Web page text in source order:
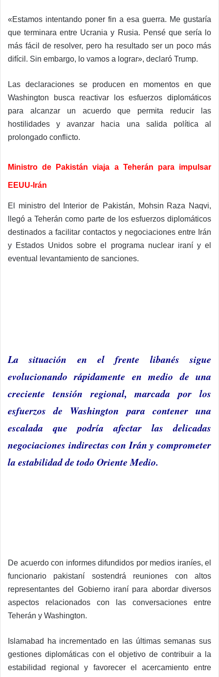
«Estamos intentando poner fin a esa guerra. Me gustaría
que terminara entre Ucrania y Rusia. Pensé que sería lo
más fácil de resolver, pero ha resultado ser un poco más
difícil. Sin embargo, lo vamos a lograr», declaró Trump.
Las declaraciones se producen en momentos en que
Washington busca reactivar los esfuerzos diplomáticos
para alcanzar un acuerdo que permita reducir las
hostilidades y avanzar hacia una salida política al
prolongado conflicto.
Ministro de Pakistán viaja a Teherán para impulsar
EEUU-Irán
El ministro del Interior de Pakistán, Mohsin Raza Naqvi,
llegó a Teherán como parte de los esfuerzos diplomáticos
destinados a facilitar contactos y negociaciones entre Irán
y Estados Unidos sobre el programa nuclear iraní y el
eventual levantamiento de sanciones.
La situación en el frente libanés sigue
evolucionando rápidamente en medio de una
creciente tensión regional, marcada por los
esfuerzos de Washington para contener una
escalada que podría afectar las delicadas
negociaciones indirectas con Irán y comprometer
la estabilidad de todo Oriente Medio.
De acuerdo con informes difundidos por medios iraníes, el
funcionario pakistaní sostendrá reuniones con altos
representantes del Gobierno iraní para abordar diversos
aspectos relacionados con las conversaciones entre
Teherán y Washington.
Islamabad ha incrementado en las últimas semanas sus
gestiones diplomáticas con el objetivo de contribuir a la
estabilidad regional y favorecer el acercamiento entre